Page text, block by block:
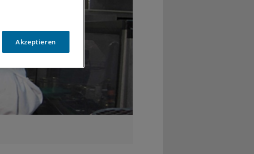
Akzeptieren